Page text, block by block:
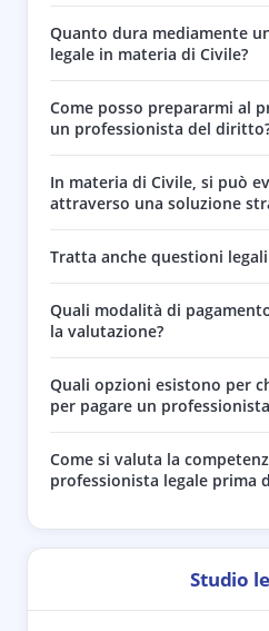
Quanto dura mediamente
legale in materia di Civile?
Come posso prepararmi al
un professionista del
In materia di Civile, si può
attraverso una soluzione
Tratta anche questioni
Quali modalità di
la valutazione?
Quali opzioni esistono per
per pagare un
Come si valuta la
professionista legale prima
Studio